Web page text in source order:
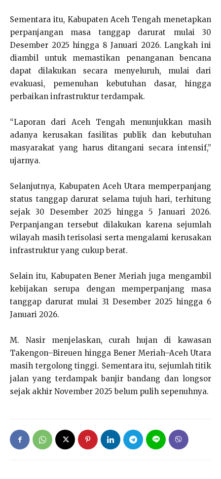
Sementara itu, Kabupaten Aceh Tengah menetapkan
perpanjangan masa tanggap darurat mulai 30
Desember 2025 hingga 8 Januari 2026. Langkah ini
diambil untuk memastikan penanganan bencana
dapat dilakukan secara menyeluruh, mulai dari
evakuasi, pemenuhan kebutuhan dasar, hingga
perbaikan infrastruktur terdampak.
“Laporan dari Aceh Tengah menunjukkan masih
adanya kerusakan fasilitas publik dan kebutuhan
masyarakat yang harus ditangani secara intensif,”
ujarnya.
Selanjutnya, Kabupaten Aceh Utara memperpanjang
status tanggap darurat selama tujuh hari, terhitung
sejak 30 Desember 2025 hingga 5 Januari 2026.
Perpanjangan tersebut dilakukan karena sejumlah
wilayah masih terisolasi serta mengalami kerusakan
infrastruktur yang cukup berat.
Selain itu, Kabupaten Bener Meriah juga mengambil
kebijakan serupa dengan memperpanjang masa
tanggap darurat mulai 31 Desember 2025 hingga 6
Januari 2026.
M. Nasir menjelaskan, curah hujan di kawasan
Takengon–Bireuen hingga Bener Meriah–Aceh Utara
masih tergolong tinggi. Sementara itu, sejumlah titik
jalan yang terdampak banjir bandang dan longsor
sejak akhir November 2025 belum pulih sepenuhnya.